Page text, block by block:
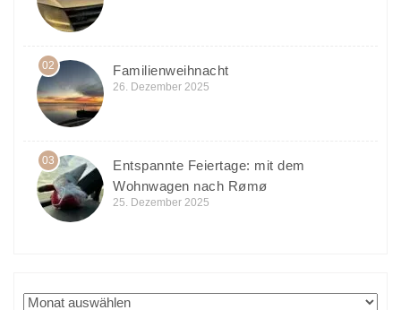
02 Familienweihnacht
26. Dezember 2025
03
Entspannte Feiertage: mit dem
Wohnwagen nach Rømø
25. Dezember 2025
Archiv